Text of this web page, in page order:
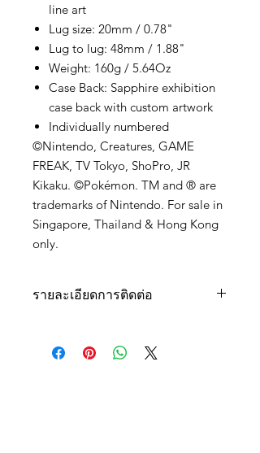
line art
Lug size: 20mm / 0.78"
Lug to lug: 48mm / 1.88"
Weight: 160g / 5.64Oz
Case Back: Sapphire exhibition
case back with custom artwork
Individually numbered
©Nintendo, Creatures, GAME
FREAK, TV Tokyo, ShoPro, JR
Kikaku. ©Pokémon. TM and ® are
trademarks of Nintendo. For sale in
Singapore, Thailand & Hong Kong
only.
รายละเอียดการติดต่อ
Tel : 092-272-6762, 092-516-9366
Line : Cortezwatches